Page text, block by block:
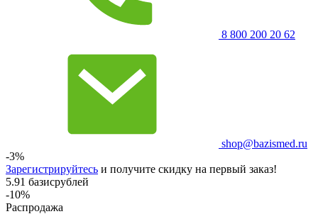
8 800 200 20 62
shop@bazismed.ru
-3%
Зарегистрируйтесь и получите скидку на первый заказ!
5.91 базисрублей
-10%
Распродажа